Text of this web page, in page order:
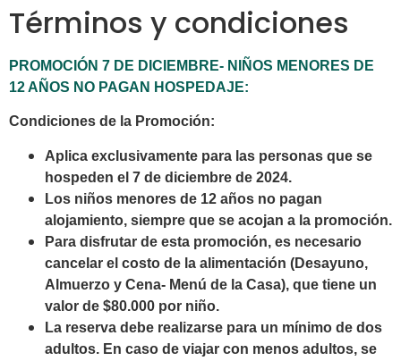
Términos y condiciones
PROMOCIÓN 7 DE DICIEMBRE- NIÑOS MENORES DE
12 AÑOS NO PAGAN HOSPEDAJE:
Condiciones de la Promoción:
Aplica exclusivamente para las personas que se
hospeden el 7 de diciembre de 2024.
Los niños menores de 12 años no pagan
alojamiento, siempre que se acojan a la promoción.
Para disfrutar de esta promoción, es necesario
cancelar el costo de la alimentación (Desayuno,
Almuerzo y Cena- Menú de la Casa), que tiene un
valor de $80.000 por niño.
La reserva debe realizarse para un mínimo de dos
adultos. En caso de viajar con menos adultos, se